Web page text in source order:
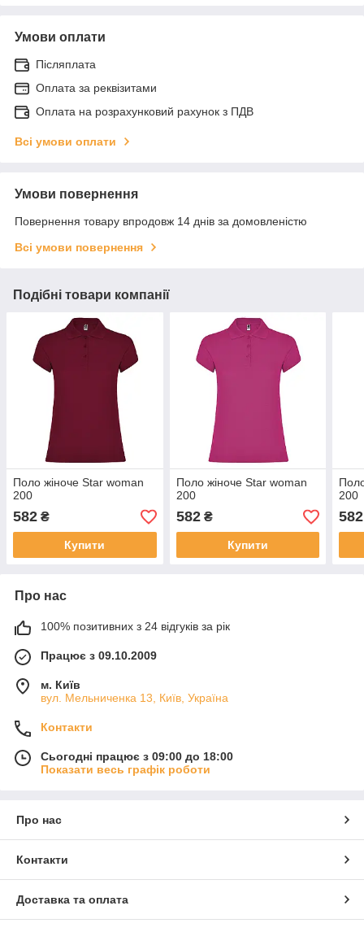
Умови оплати
Післяплата
Оплата за реквізитами
Оплата на розрахунковий рахунок з ПДВ
Всі умови оплати
Умови повернення
Повернення товару впродовж 14 днів за домовленістю
Всі умови повернення
Подібні товари компанії
Поло жіноче Star woman
200
582 ₴
Купити
Поло жіноче Star woman
200
582₴
Купити
200
582
Про нас
100% позитивних з 24 відгуків за рік
Працює з 09.10.2009
м. Київ
вул. Мельниченка 13, Київ, Україна
Контакти
Сьогодні працює з 09:00 до 18:00
Показати весь графік роботи
Про нас
Контакти
Доставка та оплата